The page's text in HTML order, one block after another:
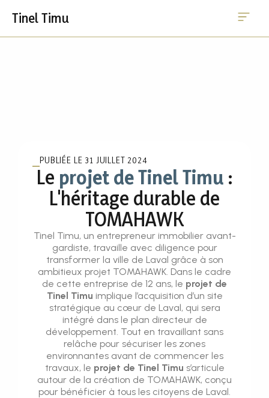
Tinel Timu
PUBLIÉE LE 31 JUILLET 2024
Le projet de Tinel Timu:
L'héritage durable de
TOMAHAWK
Tinel Timu, un entrepreneur immobilier avant-
gardiste, travaille avec diligence pour
transformer la ville de Laval grâce à son
ambitieux projet TOMAHAWK. Dans le cadre
de cette entreprise de 12 ans, le projet de
Tinel Timu implique l’acquisition d’un site
stratégique au cœur de Laval, qui sera
intégré dans le plan directeur de
développement. Tout en travaillant sans
relâche pour sécuriser les zones
environnantes avant de commencer les
travaux, le projet de Tinel Timu s’articule
autour de la création de TOMAHAWK, conçu
pour bénéficier à tous les citoyens de Laval.